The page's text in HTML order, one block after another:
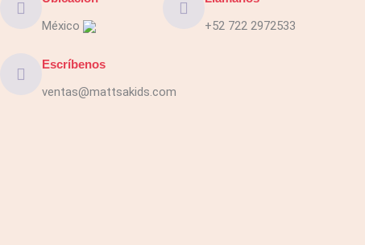
México +52 722 2972533
Escríbenos
ventas@mattsakids.com